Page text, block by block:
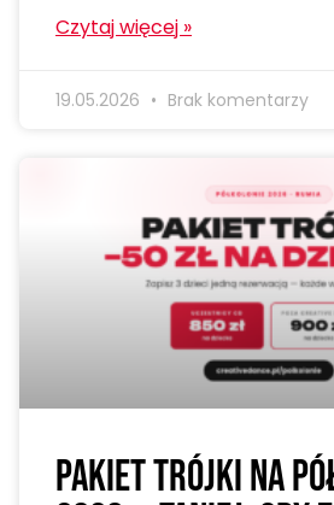
Czytaj więcej »
19.05.2026 Brak komentarzy
Pakiet trójki na